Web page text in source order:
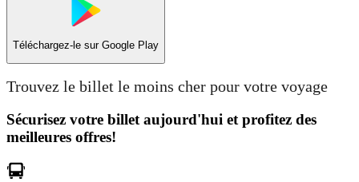
Téléchargez-le sur Google Play
Trouvez le billet le moins cher pour votre voyage
Sécurisez votre billet aujourd'hui et profitez des
meilleures offres!